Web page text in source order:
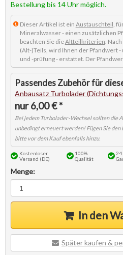
Bestellung bis 14 Uhr möglich.
Dieser Artikel ist ein Austauschteil ,
Mineralwasser - einen zusätzlichen
beachten Sie dieAltteilkriterien .
(Alt-)Teils, wird Ihnen der Pfandwert
und -prüfung - erstattet. Der
Anbausatz Turbolader
6,00 € *
Kostenloser
Versand (DE)
100%
Qualität
24
Menge:
In den
Später kaufen &